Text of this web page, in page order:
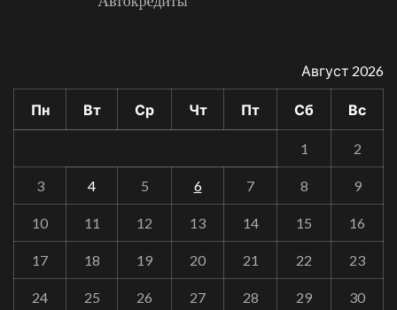
Август 2026
Пн Вт Ср Чт Пт Сб Вс
1 2
3 4 5 6 7 8 9
10 11 12 13 14 15 16
17 18 19 20 21 22 23
24 25 26 27 28 29 30